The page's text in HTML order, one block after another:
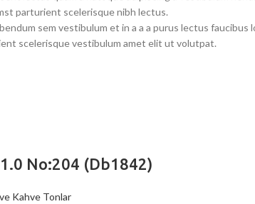
parturient scelerisque nibh lectus.
sem vestibulum et in a a a purus lectus
scelerisque vestibulum amet elit ut volutpat.
No:204 (Db1842)
Kahve Tonlar